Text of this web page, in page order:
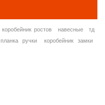
коробейник ростов навесные
тд
планка ручки
коробейник замки